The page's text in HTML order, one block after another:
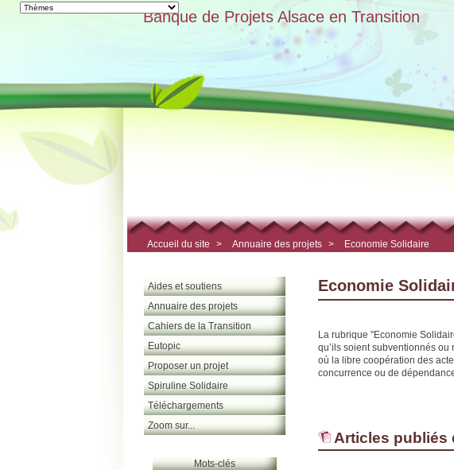
Banque de Projets Alsace en Transition
Accueil du site > Annuaire des projets > Economie Solidaire
Economie
La rubrique "Economie
qu’ils soient subventionnés
où la libre coopération des
concurrence ou de
Articles publiés
Aides et soutiens
Annuaire des projets
Cahiers de la Transition
Eutopic
Proposer un projet
Spiruline Solidaire
Téléchargements
Zoom sur...
Mots-clés